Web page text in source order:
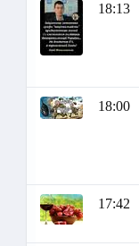
18:13
18:00
17:42